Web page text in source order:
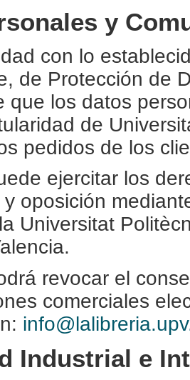
y
con lo
de Protección de
que los datos
de
pedidos de los
ejercitar los
oposición
Universitat
revocar el
comerciales
Industrial e